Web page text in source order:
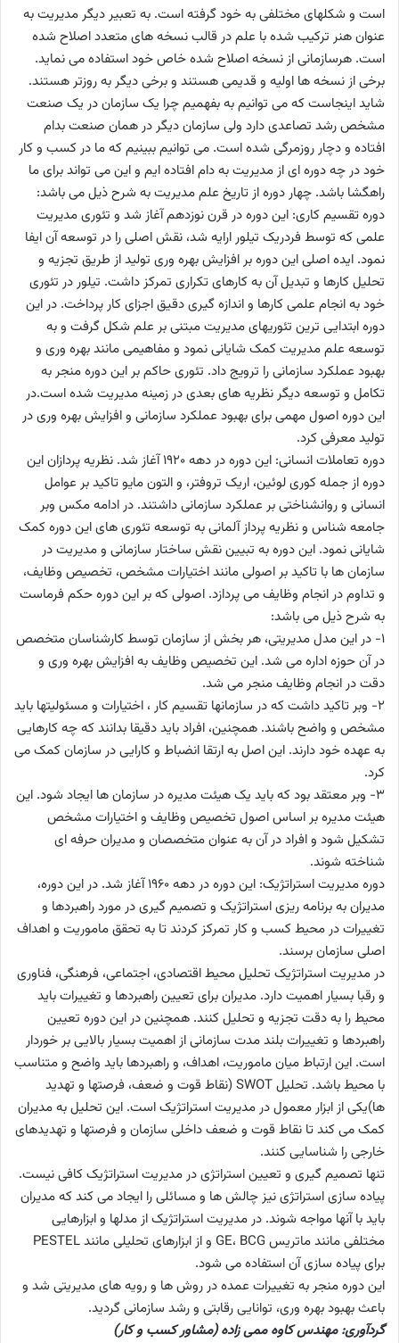
است و شکلهای مختلفی به خود گرفته است. به تعبیر دیگر مدیریت به
عنوان هنر ترکیب شده با علم در قالب نسخه های متعدد اصلاح شده
است. هرسازمانی از نسخه اصلاح شده خاص خود استفاده می نماید.
برخی از نسخه ها اولیه و قدیمی هستند و برخی دیگر به روزتر هستند.
شاید اینجاست که می توانیم به بفهمیم چرا یک سازمان در یک صنعت
مشخص رشد تصاعدی دارد ولی سازمان دیگر در همان صنعت بدام
افتاده و دچار روزمرگی شده است. می توانیم ببینیم که ما در کسب و کار
خود در چه دوره ای از مدیریت به دام افتاده ایم و این می تواند برای ما
راهگشا باشد. چهار دوره از تاریخ علم مدیریت به شرح ذیل می باشد:
دوره تقسیم کاری: این دوره در قرن نوزدهم آغاز شد و تئوری مدیریت
علمی که توسط فردریک تیلور ارایه شد، نقش اصلی را در توسعه آن ایفا
نمود. ایده اصلی این دوره بر افزایش بهره وری تولید از طریق تجزیه و
تحلیل کارها و تبدیل آن به کارهای تکراری تمرکز داشت. تیلور در تئوری
خود به انجام علمی کارها و اندازه گیری دقیق اجزای کار پرداخت. در این
دوره ابتدایی ترین تئوریهای مدیریت مبتنی بر علم شکل گرفت و به
توسعه علم مدیریت کمک شایانی نمود و مفاهیمی مانند بهره وری و
بهبود عملکرد سازمانی را ترویج داد. تئوری حاکم بر این دوره منجر به
تکامل و توسعه دیگر نظریه های بعدی در زمینه مدیریت شده است.در
این دوره اصول مهمی برای بهبود عملکرد سازمانی و افزایش بهره وری در
تولید معرفی کرد.
دوره تعاملات انسانی: این دوره در دهه 1920 آغاز شد. نظریه پردازان این
دوره از جمله کوری لوئین، اریک تروفتر، و التون مایو تاکید بر عوامل
انسانی و روانشناختی بر عملکرد سازمانی داشتند. در ادامه مکس وبر
جامعه شناس و نظریه پرداز آلمانی به توسعه تئوری های این دوره کمک
شایانی نمود. این دوره به تبیین نقش ساختار سازمانی و مدیریت در
سازمان ها با تاکید بر اصولی مانند اختیارات مشخص، تخصیص وظایف،
و تداوم در انجام وظایف می پردازد. اصولی که بر این دوره حکم فرماست
به شرح ذیل می باشد:
1- در این مدل مدیریتی، هر بخش از سازمان توسط کارشناسان متخصص
در آن حوزه اداره می شد. این تخصیص وظایف به افزایش بهره وری و
دقت در انجام وظایف منجر می شد.
2- وبر تاکید داشت که در سازمانها تقسیم کار ، اختیارات و مسئولیتها باید
مشخص و واضح باشند. همچنین، افراد باید دقیقا بدانند که چه کارهایی
به عهده خود دارند. این اصل به ارتقا انضباط و کارایی در سازمان کمک می
کرد.
3- وبر معتقد بود که باید یک هیئت مدیره در سازمان ها ایجاد شود. این
هیئت مدیره بر اساس اصول تخصیص وظایف و اختیارات مشخص
تشکیل شود و افراد در آن به عنوان متخصصان و مدیران حرفه ای
شناخته شوند.
دوره مدیریت استراتژیک: این دوره در دهه 1960 آغاز شد. در این دوره،
مدیران به برنامه ریزی استراتژیک و تصمیم گیری در مورد راهبردها و
تغییرات در محیط کسب و کار تمرکز کردند تا به تحقق ماموریت و اهداف
اصلی سازمان برسند.
در مدیریت استراتژیک تحلیل محیط اقتصادی، اجتماعی، فرهنگی، فناوری
و رقبا بسیار اهمیت دارد. مدیران برای تعیین راهبردها و تغییرات باید
محیط را به دقت تجزیه و تحلیل کنند. همچنین در این دوره تعیین
راهبردها و تغییرات بلند مدت سازمانی از اهمیت بسیار بالایی بر خوردار
است. این ارتباط میان ماموریت، اهداف، و راهبردها باید واضح و متناسب
با محیط باشد. تحلیل SWOT (نقاط قوت و ضعف، فرصتها و تهدید
ها)یکی از ابزار معمول در مدیریت استراتژیک است. این تحلیل به مدیران
کمک می کند تا نقاط قوت و ضعف داخلی سازمان و فرصتها و تهدیدهای
خارجی را شناسایی کنند.
تنها تصمیم گیری و تعیین استراتژی در مدیریت استراتژیک کافی نیست.
پیاده سازی استراتژی نیز چالش ها و مسائلی را ایجاد می کند که مدیران
باید با آنها مواجه شوند. در مدیریت استراتژیک از مدلها و ابزارهایی
مختلفی مانند ماتریس GE، BCG و از ابزارهای تحلیلی مانند PESTEL
برای پیاده سازی آن استفاده می شود.
این دوره منجر به تغییرات عمده در روش ها و رویه های مدیریتی شد و
باعث بهبود بهره وری، توانایی رقابتی و رشد سازمانی گردید.
گردآوری:مهندس کاوه ممی زاده (مشاور کسب و کار)